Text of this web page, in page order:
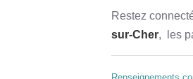
Restez
sur-Cher, les